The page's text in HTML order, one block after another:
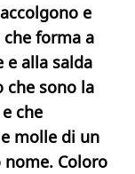
e
forma a
e alla salda
che sono la
che
molle di un
Coloro